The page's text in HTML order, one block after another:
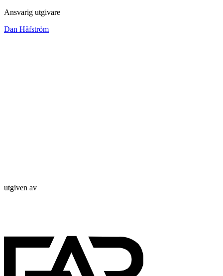
Ansvarig utgivare
Dan Håfström
utgiven av